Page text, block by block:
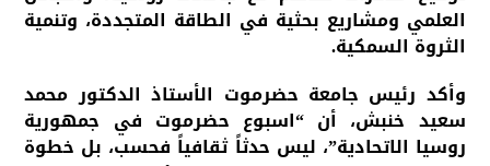
العلمي ومشاريع بحثية في الطاقة المتجددة، وتنمية
الثروة السمكية.
وأكد رئيس جامعة حضرموت الأستاذ الدكتور محمد
سعيد خنبش، أن “اسبوع حضرموت في جمهورية
روسيا الاتحادية”، ليس حدثاً ثقافياً فحسب، بل خطوة